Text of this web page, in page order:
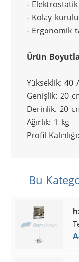
- Elektrostatik
- Kolay
- Ergonomik
Ürün
Yükseklik: 40
Genişlik: 20
Derinlik: 20
Ağırlık: 1 kg
Profil
Bu